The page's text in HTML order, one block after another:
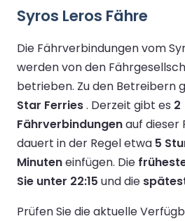
Syros Leros Fähre
Die Fährverbindungen vom
werden von den
betrieben. Zu den Betreibern
Star Ferries. Derzeit gibt es 2
Fährverbindungenauf dieser
dauert in der Regel etwa 5
Minuteneinfügen. Die
Sie unter 22:15 und die
Prüfen Sie die aktuelle